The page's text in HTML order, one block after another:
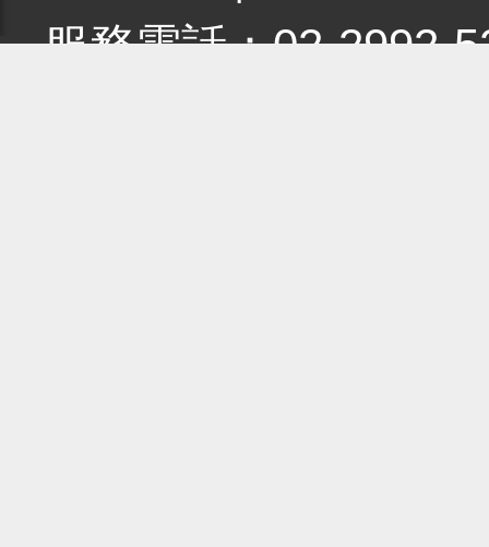
服務電話：02-2992-